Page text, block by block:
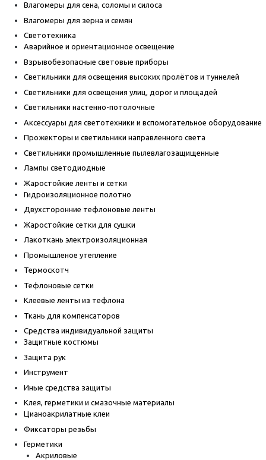
Влагомеры для сена, соломы и силоса
Влагомеры для зерна и семян
Светотехника
Аварийное и ориентационное освещение
Взрывобезопасные световые приборы
Светильники для освещения высоких пролётов и туннелей
Светильники для освещения улиц, дорог и площадей
Светильники настенно-потолочные
Аксессуары для светотехники и вспомогательное оборудование
Прожекторы и светильники направленного света
Светильники промышленные пылевлагозащищенные
Лампы светодиодные
Жаростойкие ленты и сетки
Гидроизоляционное полотно
Двухсторонние тефлоновые ленты
Жаростойкие сетки для сушки
Лакоткань электроизоляционная
Промышленое утепление
Термоскотч
Тефлоновые сетки
Клеевые ленты из тефлона
Ткань для компенсаторов
Средства индивидуальной защиты
Защитные костюмы
Защита рук
Инструмент
Иные средства защиты
Клея, герметики и смазочные материалы
Цианоакрилатные клеи
Фиксаторы резьбы
Герметики
Акриловые